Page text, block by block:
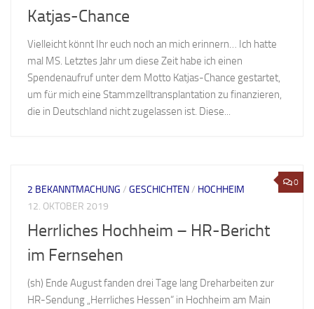
Katjas-Chance
Vielleicht könnt Ihr euch noch an mich erinnern… Ich hatte
mal MS. Letztes Jahr um diese Zeit habe ich einen
Spendenaufruf unter dem Motto Katjas-Chance gestartet,
um für mich eine Stammzelltransplantation zu finanzieren,
die in Deutschland nicht zugelassen ist. Diese...
0
2 BEKANNTMACHUNG / GESCHICHTEN/ HOCHHEIM
12. OKTOBER 2019
Herrliches Hochheim – HR-Bericht
im Fernsehen
(sh) Ende August fanden drei Tage lang Dreharbeiten zur
HR-Sendung „Herrliches Hessen“ in Hochheim am Main